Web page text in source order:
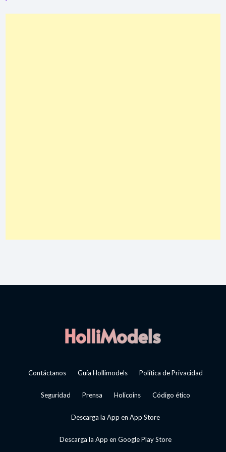
Contáctanos Guía Hollimodels Política de Privacidad
Seguridad Prensa Holicoins Código ético
Descarga la App en App Store
Descarga la App en Google Play Store